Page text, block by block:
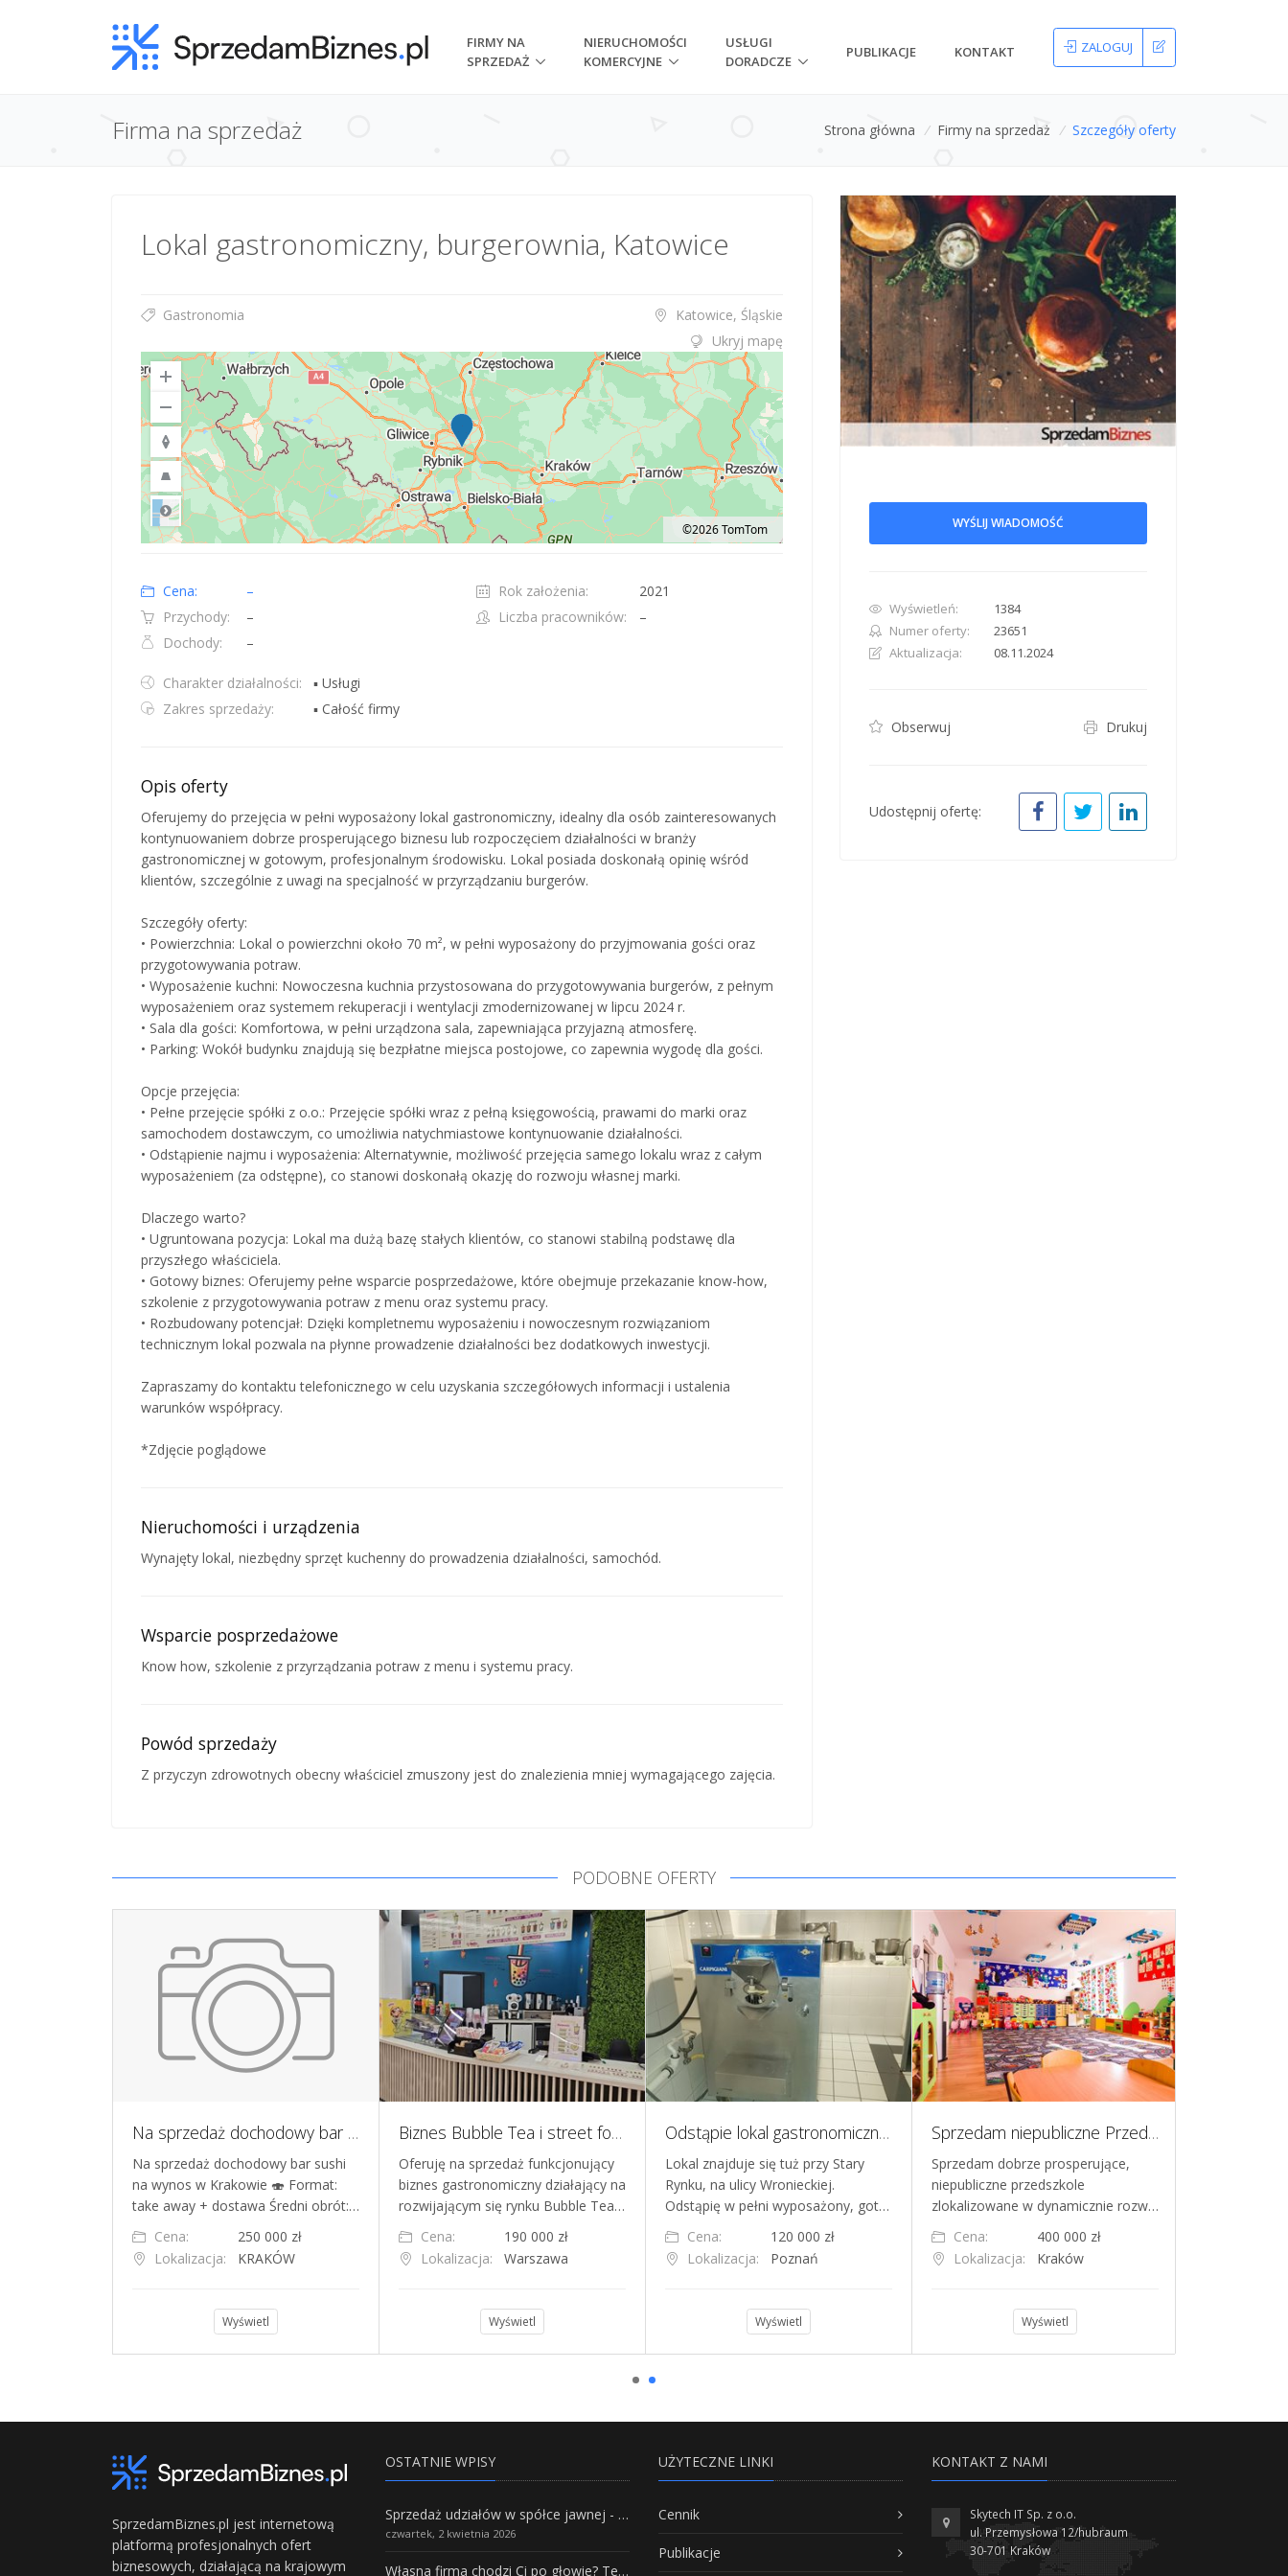
FIRMY NA
SPRZEDAŻ
NIERUCHOMOŚCI
KOMERCYJNE
USŁUGI
DORADCZE
PUBLIKACJE KONTAKT ZALOGUJ
Firma na sprzedaż Strona główna / Firmy na sprzedaż / Szczegóły oferty
Lokal gastronomiczny, burgerownia, Katowice
Gastronomia
Katowice, Śląskie
Ukryj mapę
Road
©2026 TomTom
Cena:
–
Przychody:
–
Dochody:
–
Rok założenia:
2021
Liczba pracowników:
–
Charakter działalności:
▪ Usługi
Zakres sprzedaży:
▪ Całość firmy
Opis oferty
Oferujemy do przejęcia w pełni wyposażony lokal gastronomiczny, idealny dla osób zainteresowanych
kontynuowaniem dobrze prosperującego biznesu lub rozpoczęciem działalności w branży
gastronomicznej w gotowym, profesjonalnym środowisku. Lokal posiada doskonałą opinię wśród
klientów, szczególnie z uwagi na specjalność w przyrządzaniu burgerów.
Szczegóły oferty:
• Powierzchnia: Lokal o powierzchni około 70 m², w pełni wyposażony do przyjmowania gości oraz
przygotowywania potraw.
• Wyposażenie kuchni: Nowoczesna kuchnia przystosowana do przygotowywania burgerów, z pełnym
wyposażeniem oraz systemem rekuperacji i wentylacji zmodernizowanej w lipcu 2024 r.
• Sala dla gości: Komfortowa, w pełni urządzona sala, zapewniająca przyjazną atmosferę.
• Parking: Wokół budynku znajdują się bezpłatne miejsca postojowe, co zapewnia wygodę dla gości.
Opcje przejęcia:
• Pełne przejęcie spółki z o.o.: Przejęcie spółki wraz z pełną księgowością, prawami do marki oraz
samochodem dostawczym, co umożliwia natychmiastowe kontynuowanie działalności.
• Odstąpienie najmu i wyposażenia: Alternatywnie, możliwość przejęcia samego lokalu wraz z całym
wyposażeniem (za odstępne), co stanowi doskonałą okazję do rozwoju własnej marki.
Dlaczego warto?
• Ugruntowana pozycja: Lokal ma dużą bazę stałych klientów, co stanowi stabilną podstawę dla
przyszłego właściciela.
• Gotowy biznes: Oferujemy pełne wsparcie posprzedażowe, które obejmuje przekazanie know-how,
szkolenie z przygotowywania potraw z menu oraz systemu pracy.
• Rozbudowany potencjał: Dzięki kompletnemu wyposażeniu i nowoczesnym rozwiązaniom
technicznym lokal pozwala na płynne prowadzenie działalności bez dodatkowych inwestycji.
Zapraszamy do kontaktu telefonicznego w celu uzyskania szczegółowych informacji i ustalenia
warunków współpracy.
*Zdjęcie poglądowe
Nieruchomości i urządzenia
Wynajęty lokal, niezbędny sprzęt kuchenny do prowadzenia działalności, samochód.
Wsparcie posprzedażowe
Know how, szkolenie z przyrządzania potraw z menu i systemu pracy.
Powód sprzedaży
Z przyczyn zdrowotnych obecny właściciel zmuszony jest do znalezienia mniej wymagającego zajęcia.
WYŚLIJ WIADOMOŚĆ
Wyświetleń:
1384
Numer oferty:
23651
Aktualizacja:
08.11.2024
Obserwuj Drukuj
Udostępnij ofertę:
PODOBNE OFERTY
Na sprzedaż dochodowy bar sushi na wynos w Krakowie
Na sprzedaż dochodowy bar sushi
na wynos w Krakowie 🍣 Format:
take away + dostawa Średni obrót:…
Cena:
250 000 zł
Lokalizacja:
KRAKÓW
Wyświetl
Biznes Bubble Tea i street food na sprzedaż Warszawa – 4 gotowe punkty gastronomiczne
Oferuję na sprzedaż funkcjonujący
biznes gastronomiczny działający na
rozwijającym się rynku Bubble Tea…
Cena:
190 000 zł
Lokalizacja:
Warszawa
Wyświetl
Odstąpie lokal gastronomiczny - lodziarnie w centrum Poznania
Lokal znajduje się tuż przy Stary
Rynku, na ulicy Wronieckiej.
Odstąpię w pełni wyposażony, got…
Cena:
120 000 zł
Lokalizacja:
Poznań
Wyświetl
Sprzedam niepubliczne Przedszkole w Krakowie
Sprzedam dobrze prosperujące,
niepubliczne przedszkole
zlokalizowane w dynamicznie rozw…
Cena:
400 000 zł
Lokalizacja:
Kraków
Wyświetl
SprzedamBiznes.pl jest internetową
platformą profesjonalnych ofert
biznesowych, działającą na krajowym
OSTATNIE WPISY
Sprzedaż udziałów w spółce jawnej - Wszystko, co trzeba wiedzieć.
czwartek, 2 kwietnia 2026
Własna firma chodzi Ci po głowie? Te branże mają największy potencjał rozwoju
UŻYTECZNE LINKI
Cennik
Publikacje
KONTAKT Z NAMI
Skytech IT Sp. z o.o.
ul. Przemysłowa 12/hubraum
30-701 Kraków